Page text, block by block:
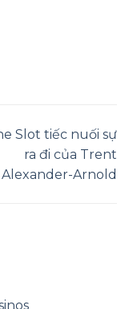
Slot tiếc nuối sự
ra đi của Trent
Alexander-Arnold